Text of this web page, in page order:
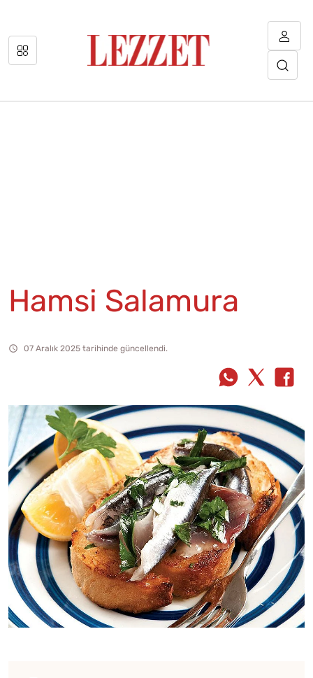
Hamsi Salamura
07 Aralık 2025 tarihinde güncellendi.